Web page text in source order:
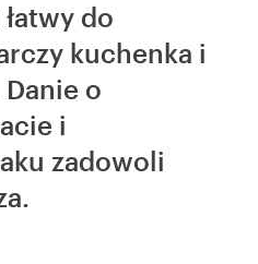
do
kuchenka i
Danie o
i
zadowoli